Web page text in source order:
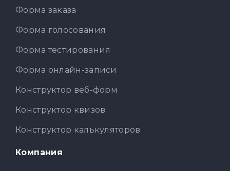
Форма заказа
Форма голосования
Форма тестирования
Форма онлайн-записи
Конструктор веб-форм
Конструктор квизов
Конструктор калькуляторов
Компания